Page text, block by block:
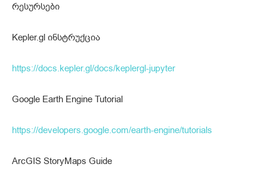
რესურსები
Kepler.gl ინსტრუქცია
https://docs.kepler.gl/docs/keplergl-jupyter
Google Earth Engine Tutorial
https://developers.google.com/earth-engine/tutorials
ArcGIS StoryMaps Guide